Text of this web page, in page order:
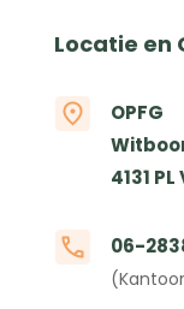
Locatie en
OPFG
4131
06-